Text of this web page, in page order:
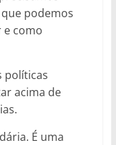
podemos
e como
políticas
acima de
É uma